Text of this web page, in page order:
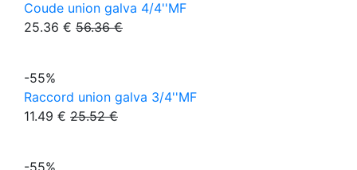
Coude union galva 4/4''MF
25.36 € 56.36 €
-55%
Raccord union galva 3/4''MF
11.49 € 25.52 €
-55%